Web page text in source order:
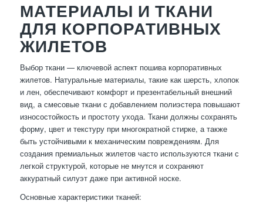
МАТЕРИАЛЫ И ТКАНИ
ДЛЯ КОРПОРАТИВНЫХ
ЖИЛЕТОВ
Выбор ткани — ключевой аспект пошива корпоративных
жилетов. Натуральные материалы, такие как шерсть, хлопок
и лен, обеспечивают комфорт и презентабельный внешний
вид, а смесовые ткани с добавлением полиэстера повышают
износостойкость и простоту ухода. Ткани должны сохранять
форму, цвет и текстуру при многократной стирке, а также
быть устойчивыми к механическим повреждениям. Для
создания премиальных жилетов часто используются ткани с
легкой структурой, которые не мнутся и сохраняют
аккуратный силуэт даже при активной носке.
Основные характеристики тканей: